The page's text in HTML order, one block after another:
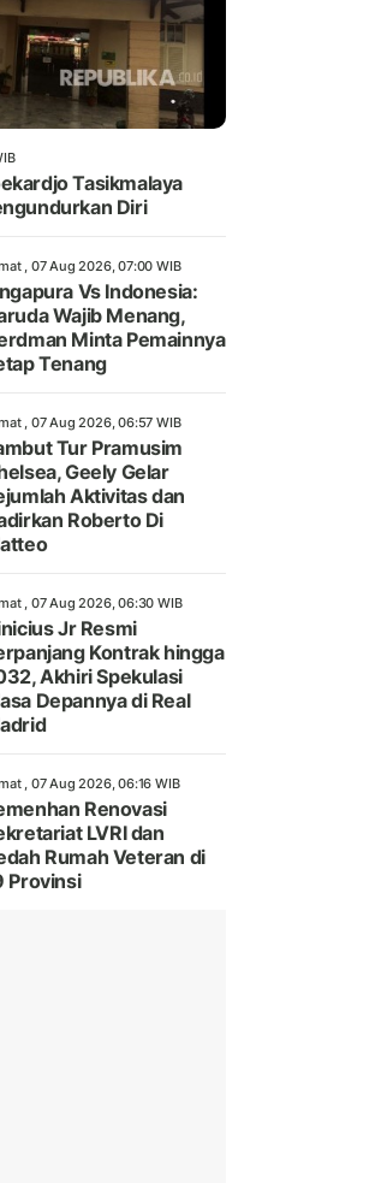
Tasikmalaya
Diri
, 07 Aug 2026, 07:00 WIB
Vs Indonesia:
Wajib Menang,
Minta Pemainnya
Tenang
, 07 Aug 2026, 06:57 WIB
Tur Pramusim
Geely Gelar
Aktivitas dan
Roberto Di
, 07 Aug 2026, 06:30 WIB
Jr Resmi
Kontrak hingga
Akhiri Spekulasi
Depannya di Real
, 07 Aug 2026, 06:16 WIB
Renovasi
LVRI dan
Rumah Veteran di
Provinsi